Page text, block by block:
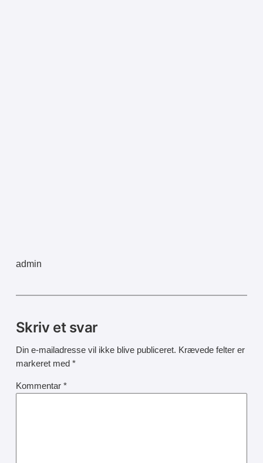
admin
Skriv et svar
Din e-mailadresse vil ikke blive publiceret. Krævede felter er
markeret med *
Kommentar *